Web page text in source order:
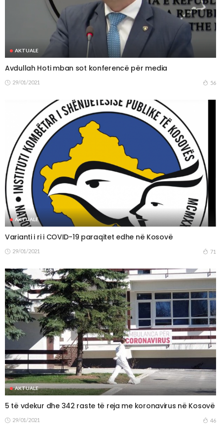
AKTUALE
Avdullah Hoti mban sot konferencë për media
29/01/2021 56
AKTUALE
Varianti i ri i COVID-19 paraqitet edhe në Kosovë
29/01/2021 71
AKTUALE
5 të vdekur dhe 342 raste të reja me koronavirus në Kosovë
29/01/2021 46